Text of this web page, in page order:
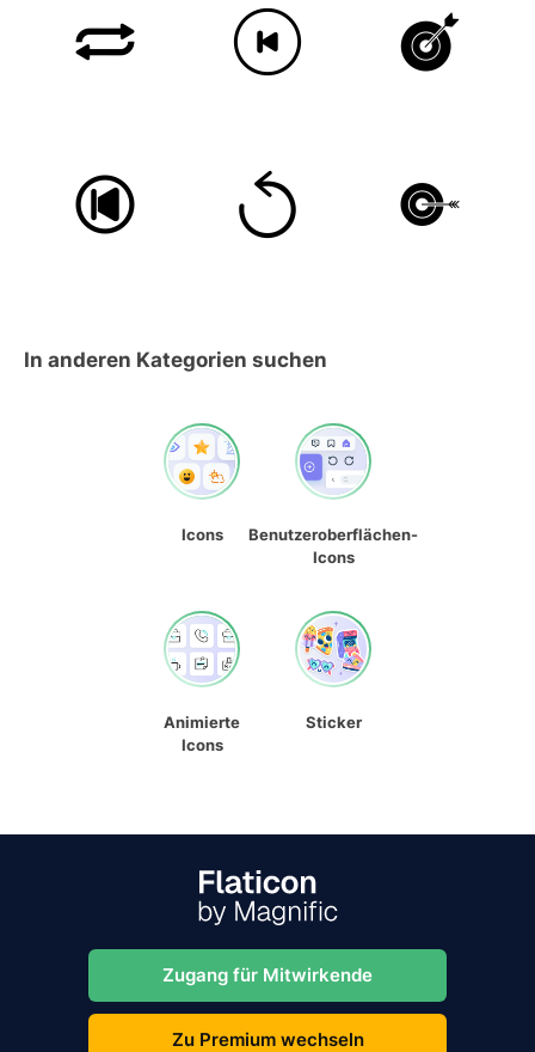
In anderen Kategorien suchen
Icons
Benutzeroberflächen-
Icons
Animierte
Icons
Sticker
Zugang für Mitwirkende
Zu Premium wechseln